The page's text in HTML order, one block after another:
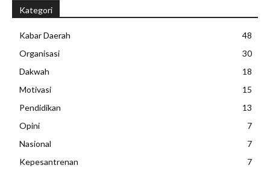
Kategori
Kabar Daerah
48
Organisasi
30
Dakwah
18
Motivasi
15
Pendidikan
13
Opini
7
Nasional
7
Kepesantrenan
7